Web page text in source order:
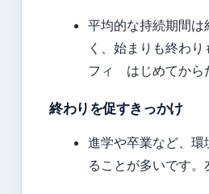
平均的な持続期間
く、始まりも終わ
フィ はじめてから
終わりを促すきっかけ
進学や卒業など、
ることが多いです